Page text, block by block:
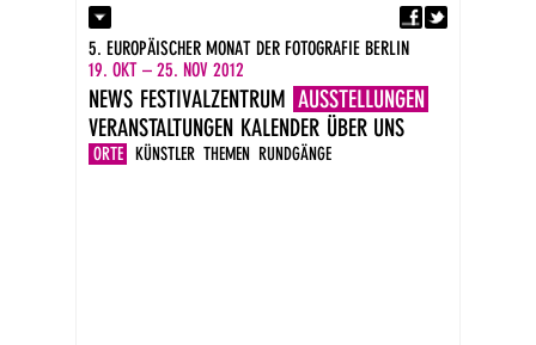
Kontakt
Presse
Impressum
DE
EN
5. EUROPÄISCHER MONAT DER FOTOGRAFIE BERLIN
19. OKT – 25. NOV 2012
NEWS FESTIVALZENTRUM AUSSTELLUNGEN
ORTE KÜNSTLER THEMEN RUNDGÄNGE
VERANSTALTUNGEN KALENDER ÜBER UNS